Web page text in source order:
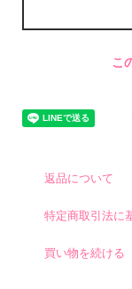
こ
返品について
特定商取引法に
買い物を続ける